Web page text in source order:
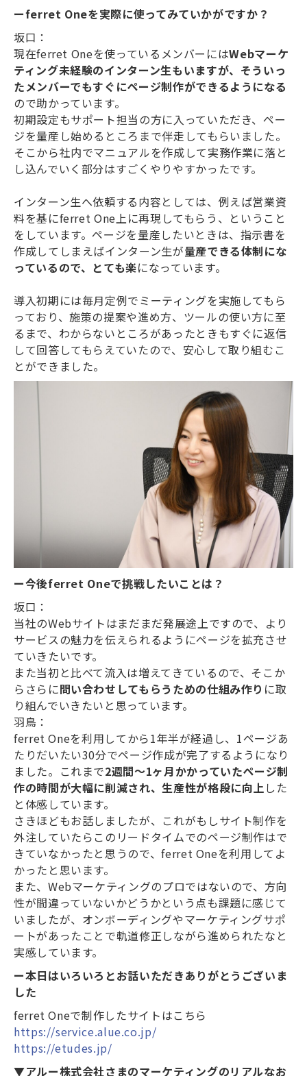
ーferret Oneを実際に使ってみていかがですか？
坂口：
現在ferret Oneを使っているメンバーにはWebマーケ
ティング未経験のインターン生もいますが、そういっ
たメンバーでもすぐにページ制作ができるようになる
ので助かっています。
初期設定もサポート担当の方に入っていただき、ペー
ジを量産し始めるところまで伴走してもらいました。
そこから社内でマニュアルを作成して実務作業に落と
し込んでいく部分はすごくやりやすかったです。
インターン生へ依頼する内容としては、例えば営業資
料を基にferret One上に再現してもらう、ということ
をしています。ページを量産したいときは、指示書を
作成してしまえばインターン生が量産できる体制にな
っているので、とても楽になっています。
導入初期には毎月定例でミーティングを実施してもら
っており、施策の提案や進め方、ツールの使い方に至
るまで、わからないところがあったときもすぐに返信
して回答してもらえていたので、安心して取り組むこ
とができました。
ー今後ferret Oneで挑戦したいことは？
坂口：
当社のWebサイトはまだまだ発展途上ですので、より
サービスの魅力を伝えられるようにページを拡充させ
ていきたいです。
また当初と比べて流入は増えてきているので、そこか
らさらに問い合わせしてもらうための仕組み作り に取
り組んでいきたいと思っています。
羽鳥：
ferret Oneを利用してから1年半が経過し、1ページあ
たりだいたい30分でページ作成が完了するようになり
ました。これまで2週間〜1ヶ月かかっていたページ制
作の時間が大幅に削減され、生産性が格段に向上 した
と体感しています。
さきほどもお話しましたが、これがもしサイト制作を
外注していたらこのリードタイムでのページ制作はで
きていなかったと思うので、ferret Oneを利用してよ
かったと思います。
また、Webマーケティングのプロではないので、方向
性が間違っていないかどうかという点も課題に感じて
いましたが、オンボーディングやマーケティングサポ
ートがあったことで軌道修正しながら進められたなと
実感しています。
ー本日はいろいろとお話いただきありがとうございま
した
ferret Oneで制作したサイトはこちら
https://service.alue.co.jp/
https://etudes.jp/
▼アルー株式会社さまのマーケティングのリアルなお